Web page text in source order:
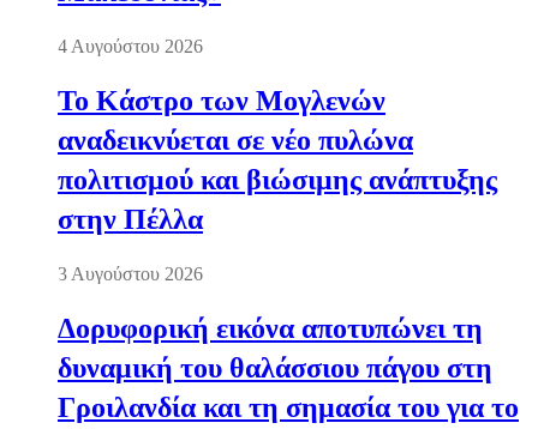
4 Αυγούστου 2026
Το Κάστρο των Μογλενών
αναδεικνύεται σε νέο πυλώνα
πολιτισμού και βιώσιμης ανάπτυξης
στην Πέλλα
3 Αυγούστου 2026
Δορυφορική εικόνα αποτυπώνει τη
δυναμική του θαλάσσιου πάγου στη
Γροιλανδία και τη σημασία του για το